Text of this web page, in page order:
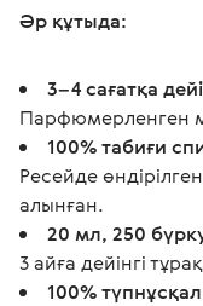
Әр құтыда:
3–4 сағатқа
Парфюмерленген
100% табиғи
Ресейде
алынған.
20 мл, 250
3 айға дейінгі
100%